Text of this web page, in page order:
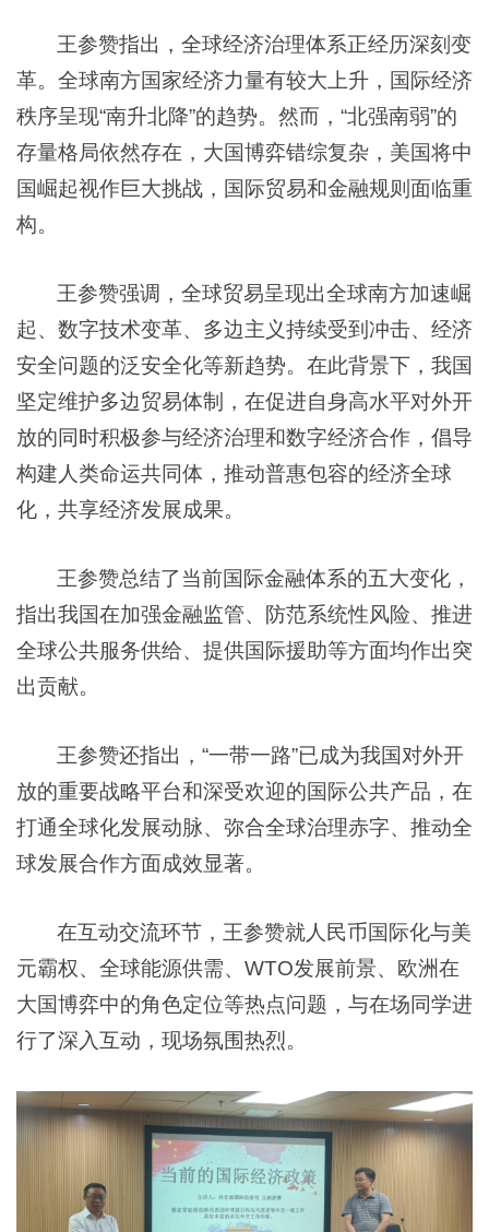
王参赞指出，全球经济治理体系正经历深刻变
革。全球南方国家经济力量有较大上升，国际经济
秩序呈现“南升北降”的趋势。然而，“北强南弱”的
存量格局依然存在，大国博弈错综复杂，美国将中
国崛起视作巨大挑战，国际贸易和金融规则面临重
构。
王参赞强调，全球贸易呈现出全球南方加速崛
起、数字技术变革、多边主义持续受到冲击、经济
安全问题的泛安全化等新趋势。在此背景下，我国
坚定维护多边贸易体制，在促进自身高水平对外开
放的同时积极参与经济治理和数字经济合作，倡导
构建人类命运共同体，推动普惠包容的经济全球
化，共享经济发展成果。
王参赞总结了当前国际金融体系的五大变化，
指出我国在加强金融监管、防范系统性风险、推进
全球公共服务供给、提供国际援助等方面均作出突
出贡献。
王参赞还指出，“一带一路”已成为我国对外开
放的重要战略平台和深受欢迎的国际公共产品，在
打通全球化发展动脉、弥合全球治理赤字、推动全
球发展合作方面成效显著。
在互动交流环节，王参赞就人民币国际化与美
元霸权、全球能源供需、WTO发展前景、欧洲在
大国博弈中的角色定位等热点问题，与在场同学进
行了深入互动，现场氛围热烈。